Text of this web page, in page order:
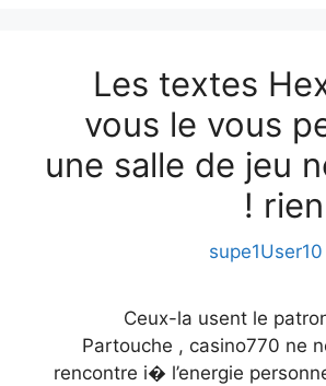
Les textes
vous le vous
une salle de jeu
supe1User10
Ceux-la usent le
Partouche , casino770 ne
rencontre i� l’energie